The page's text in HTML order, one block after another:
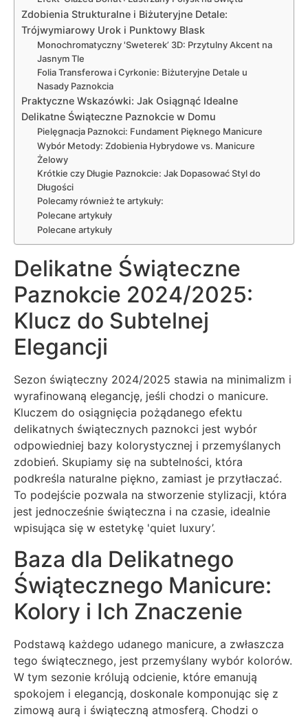
Zdobienia Strukturalne i Biżuteryjne Detale:
Trójwymiarowy Urok i Punktowy Blask
Monochromatyczny 'Sweterek’ 3D: Przytulny Akcent na
Jasnym Tle
Folia Transferowa i Cyrkonie: Biżuteryjne Detale u
Nasady Paznokcia
Praktyczne Wskazówki: Jak Osiągnąć Idealne
Delikatne Świąteczne Paznokcie w Domu
Pielęgnacja Paznokci: Fundament Pięknego Manicure
Wybór Metody: Zdobienia Hybrydowe vs. Manicure
Żelowy
Krótkie czy Długie Paznokcie: Jak Dopasować Styl do
Długości
Polecamy również te artykuły:
Polecane artykuły
Polecane artykuły
Delikatne Świąteczne
Paznokcie 2024/2025:
Klucz do Subtelnej
Elegancji
Sezon świąteczny 2024/2025 stawia na minimalizm i
wyrafinowaną elegancję, jeśli chodzi o manicure.
Kluczem do osiągnięcia pożądanego efektu
delikatnych świątecznych paznokci jest wybór
odpowiedniej bazy kolorystycznej i przemyślanych
zdobień. Skupiamy się na subtelności, która
podkreśla naturalne piękno, zamiast je przytłaczać.
To podejście pozwala na stworzenie stylizacji, która
jest jednocześnie świąteczna i na czasie, idealnie
wpisująca się w estetykę 'quiet luxury’.
Baza dla Delikatnego
Świątecznego Manicure:
Kolory i Ich Znaczenie
Podstawą każdego udanego manicure, a zwłaszcza
tego świątecznego, jest przemyślany wybór kolorów.
W tym sezonie królują odcienie, które emanują
spokojem i elegancją, doskonale komponując się z
zimową aurą i świąteczną atmosferą. Chodzi o